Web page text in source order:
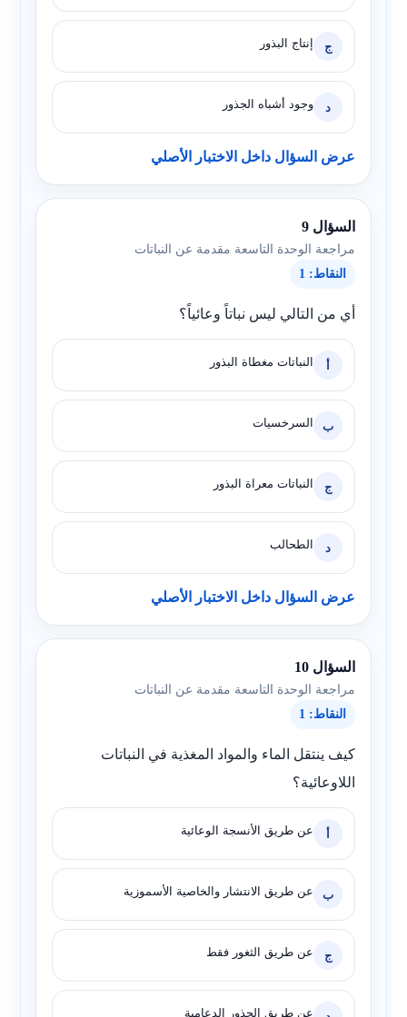
ج إنتاج البذور
د وجود أشباه الجذور
عرض السؤال داخل الاختبار الأصلي
السؤال 9
مراجعة الوحدة التاسعة مقدمة عن النباتات
النقاط: 1
أي من التالي ليس نباتاً وعائياً؟
أ النباتات مغطاة البذور
ب السرخسيات
ج النباتات معراة البذور
د الطحالب
عرض السؤال داخل الاختبار الأصلي
السؤال 10
مراجعة الوحدة التاسعة مقدمة عن النباتات
النقاط: 1
كيف ينتقل الماء والمواد المغذية في النباتات
اللاوعائية؟
أ عن طريق الأنسجة الوعائية
ب عن طريق الانتشار والخاصية الأسموزية
ج عن طريق الثغور فقط
عن طريق الجذور الدعامية